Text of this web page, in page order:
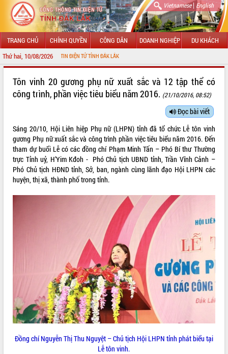
Vietnamese| English
TRANG CHỦ CHÍNH QUYỀN CÔNG DÂN DOANH NGHIỆP DU KHÁCH
Thứ hai, 10/08/2026
THÔNG TIN ĐIỆN TỬ TỈNH ĐẮK LẮK
LÃNH ĐẠO UBND TỈNH
SỞ, BAN, NGÀNH
UBND CÁC XÃ, PHƯỜNG
THÔNG TIN CHỈ ĐẠO ĐIỀU HÀNH
QUY HOẠCH - KẾ HOẠCH
Tôn vinh 20 gương phụ nữ xuất sắc và 12 tập thể có
công trình, phần việc tiêu biểu năm 2016. (21/10/2016, 08:52)
Đọc bài viết
Sáng 20/10, Hội Liên hiệp Phụ nữ (LHPN) tỉnh đã tổ chức Lễ tôn vinh
gương Phụ nữ xuất sắc và công trình phần việc tiêu biểu năm 2016. Đến
tham dự buổi Lễ có các đồng chí Phạm Minh Tấn – Phó Bí thư Thường
trực Tỉnh uỷ, H’Yim Kđoh - Phó Chủ tịch UBND tỉnh, Trần Vĩnh Cảnh –
Phó Chủ tịch HĐND tỉnh, Sở, ban, ngành cùng lãnh đạo Hội LHPN các
huyện, thị xã, thành phố trong tỉnh.
Đồng chí Nguyễn Thị Thu Nguyệt – Chủ tịch Hội LHPN tỉnh phát biểu tại
Lễ tôn vinh.